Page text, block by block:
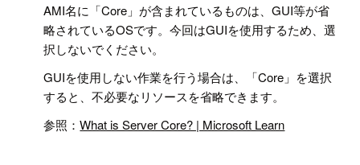
AMI名に「Core」が含まれているものは、GUI等が省
略されているOSです。今回はGUIを使用するため、選
択しないでください。
GUIを使用しない作業を行う場合は、「Core」を選択
すると、不必要なリソースを省略できます。
参照：What is Server Core? | Microsoft Learn